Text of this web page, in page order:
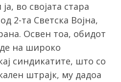
во својата стара
2-та Светска Војна,
Освен тоа, обидот
на широко
синдикатите, што со
штрајк, му дадоа